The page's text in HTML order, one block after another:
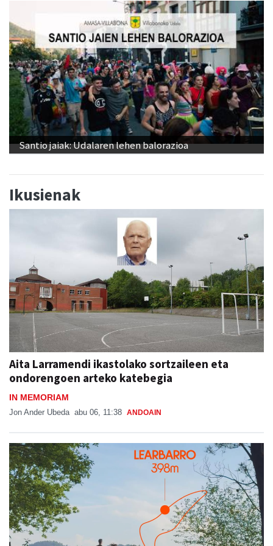
Adunako jaien lehen txanpa, asteburu honetan
Santio jaiak: Udalaren lehen balorazioa
ondorengoen arteko katebegia